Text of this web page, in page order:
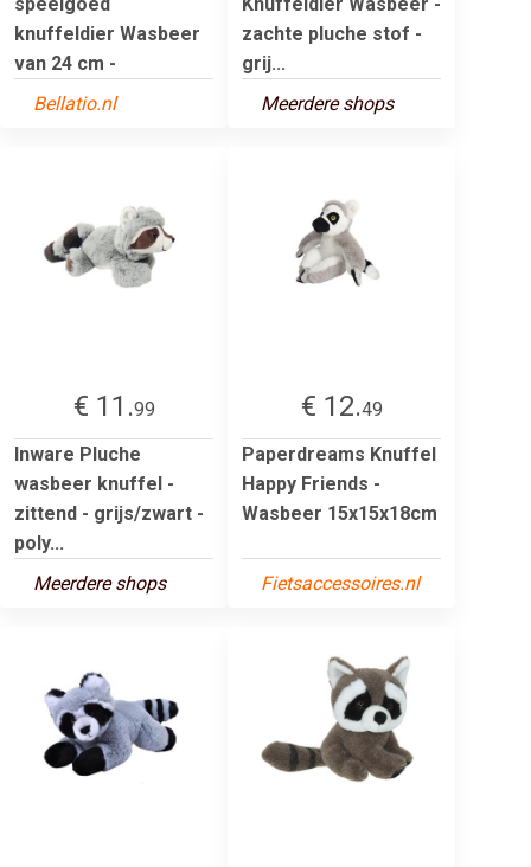
knuffeldier Wasbeer
van 24 cm -
Bellatio.nl
zachte pluche stof -
grij...
Meerdere shops
€ 11.99
Inware Pluche
wasbeer knuffel -
zittend - grijs/zwart -
poly...
Meerdere shops
€ 12.49
Paperdreams Knuffel
Happy Friends -
Wasbeer 15x15x18cm
Fietsaccessoires.nl